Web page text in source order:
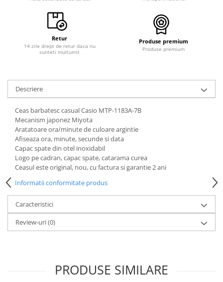
Curele metalice
Curele militare
Curele piele
Curele textile
Handmade / Bijutieri
Abrazive
Ciocane Miniatura
Clesti Miniatura
Curatare Bijuterii
Dispozitive Bratari
Dispozitive Inele
Dispozitive Margelit
Fierastraie / Panze
Mandrine si Burghie
Nicovale si Suporti
Retur
14 zile drept de retur daca nu
sunteti multumit
Produse premium
Produse premium
Descriere
Ceas barbatesc casual Casio MTP-1183A-7B
Mecanism japonez Miyota
Aratatoare ora/minute de culoare argintie
Afiseaza ora, minute, secunde si data
Capac spate din otel inoxidabil
Logo pe cadran, capac spate, catarama curea
Ceasul este original, nou, cu factura si garantie 2 ani
Informatii conformitate produs
Caracteristici
Review-uri(0)
PRODUSE SIMILARE